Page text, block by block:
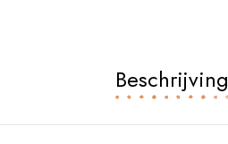
Beschrijving